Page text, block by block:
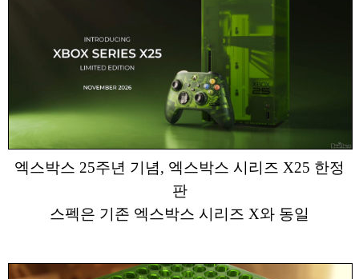
엑스박스 25주년 기념, 엑스박스 시리즈 X25 한정
판
스펙은 기존 엑스박스 시리즈 X와 동일